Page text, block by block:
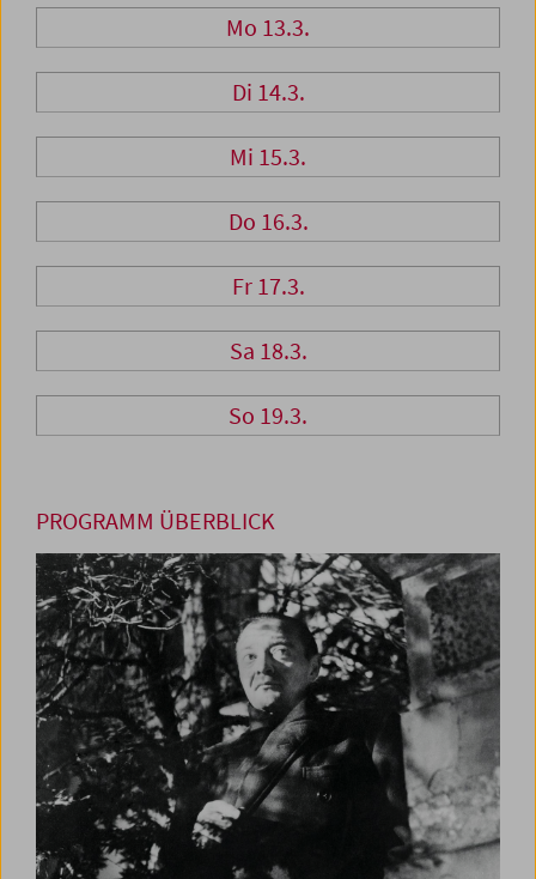
Mo 13.3.
Di 14.3.
Mi 15.3.
Do 16.3.
Fr 17.3.
Sa 18.3.
So 19.3.
PROGRAMM ÜBERBLICK